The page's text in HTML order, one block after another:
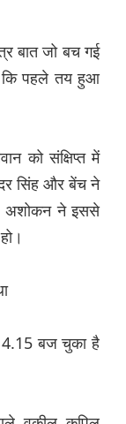
बात जो बच गई
कि पहले तय हुआ
को संक्षिप्त में
सिंह और बेंच ने
अशोकन ने इससे
4.15 बज चुका है